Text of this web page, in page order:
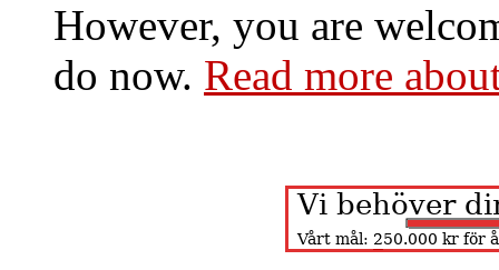
However, you are
do now. Read more